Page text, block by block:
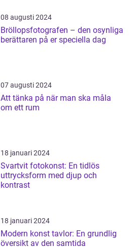
08 augusti 2024
Bröllopsfotografen – den osynliga
berättaren på er speciella dag
07 augusti 2024
Att tänka på när man ska måla
om ett rum
18 januari 2024
Svartvit fotokonst: En tidlös
uttrycksform med djup och
kontrast
18 januari 2024
Modern konst tavlor: En grundlig
översikt av den samtida